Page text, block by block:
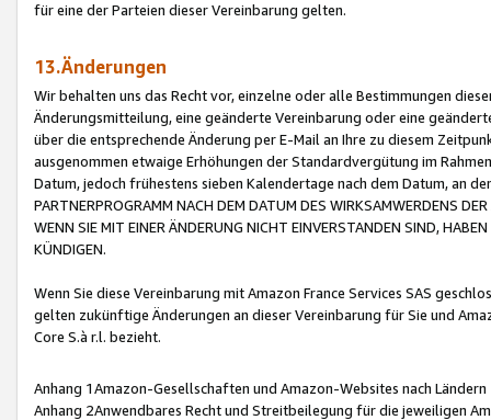
für eine der Parteien dieser Vereinbarung gelten.
13.Änderungen
Wir behalten uns das Recht vor, einzelne oder alle Bestimmungen
Änderungsmitteilung, eine geänderte Vereinbarung oder eine
über die entsprechende Änderung per E-Mail an Ihre zu diesem
ausgenommen etwaige Erhöhungen der Standardvergütung im
Datum, jedoch frühestens sieben Kalendertage nach dem Datum, an
PARTNERPROGRAMM NACH DEM DATUM DES WIRKSAMWERDENS
WENN SIE MIT EINER ÄNDERUNG NICHT EINVERSTANDEN SIND,
KÜNDIGEN.
Wenn Sie diese Vereinbarung mit Amazon France Services SAS
gelten zukünftige Änderungen an dieser Vereinbarung für Sie und
Core S.à r.l. bezieht.
Anhang 1Amazon-Gesellschaften und Amazon-Websites nach Ländern
Anhang 2Anwendbares Recht und Streitbeilegung für die jeweiligen